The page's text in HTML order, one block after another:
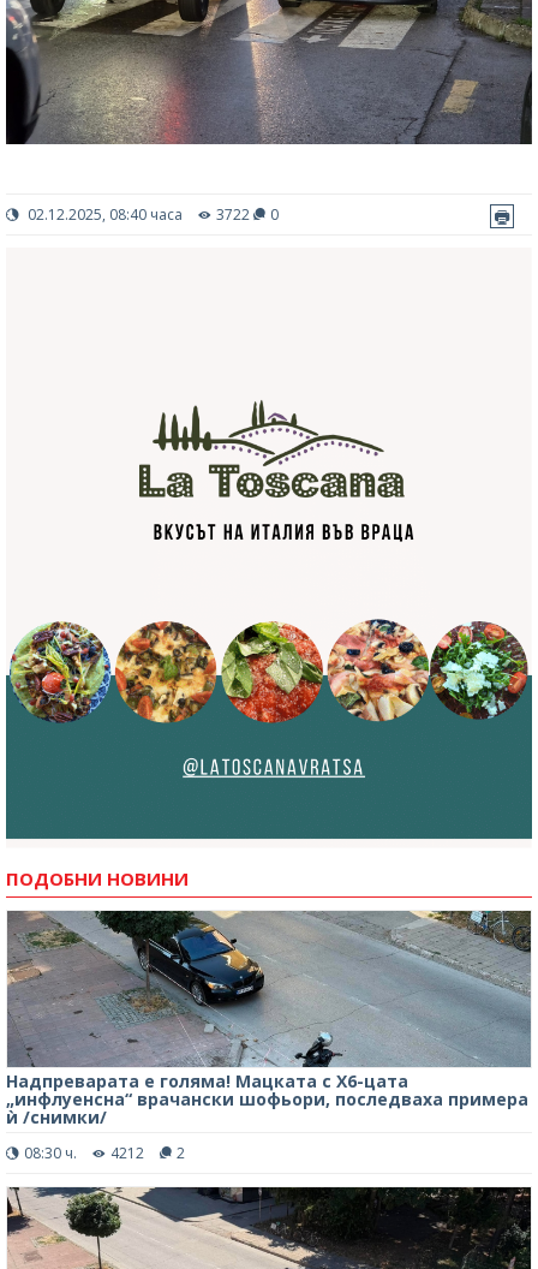
02.12.2025, 08:40 часа 3722 0
ПОДОБНИ НОВИНИ
Надпреварата е голяма! Мацката с Х6-цата
„инфлуенсна“ врачански шофьори, последваха примера
ѝ /снимки/
08:30 ч. 4212 2